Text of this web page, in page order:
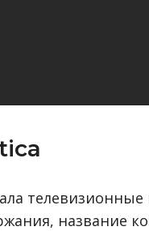
название